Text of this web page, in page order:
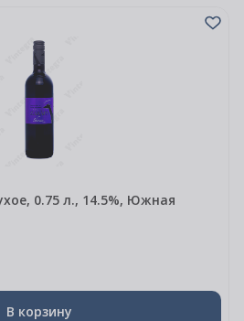
0.75 л., 14.5%, Южная
В корзину